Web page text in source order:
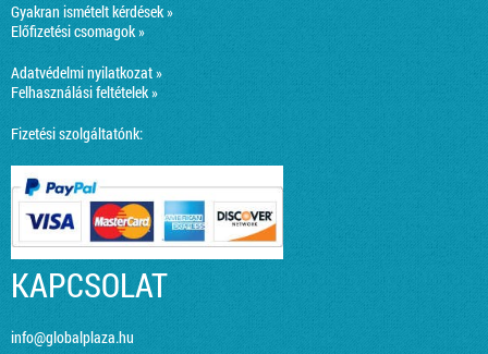
Gyakran ismételt kérdések »
Előfizetési csomagok »
Adatvédelmi nyilatkozat »
Felhasználási feltételek »
Fizetési szolgáltatónk:
KAPCSOLAT
info@globalplaza.hu